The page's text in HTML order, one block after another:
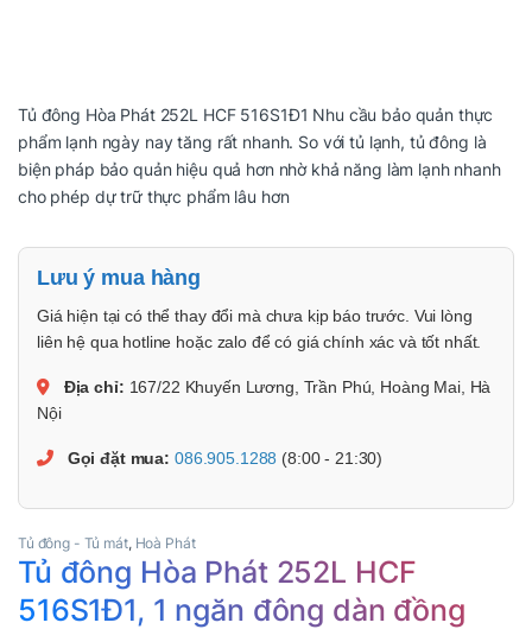
Tủ đông Hòa Phát 252L HCF 516S1Đ1 Nhu cầu bảo quản thực
phẩm lạnh ngày nay tăng rất nhanh. So với tủ lạnh, tủ đông là
biện pháp bảo quản hiệu quả hơn nhờ khả năng làm lạnh nhanh
cho phép dự trữ thực phẩm lâu hơn
Lưu ý mua hàng
Giá hiện tại có thể thay đổi mà chưa kịp báo trước. Vui lòng
liên hệ qua hotline hoặc zalo để có giá chính xác và tốt nhất.
Địa chỉ: 167/22 Khuyến Lương, Trần Phú, Hoàng Mai, Hà
Nội
Gọi đặt mua: 086.905.1288 (8:00 - 21:30)
Tủ đông - Tủ mát, Hoà Phát
Tủ đông Hòa Phát 252L HCF
516S1Đ1, 1 ngăn đông dàn đồng